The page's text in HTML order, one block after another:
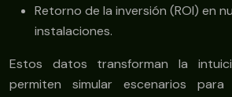
Retorno de la inversión (ROI) en
instalaciones.
Estos datos transforman la
permiten simular escenarios